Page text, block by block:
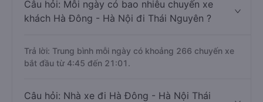
Câu hỏi: Mỗi ngày có bao nhiêu chuyến xe
khách Hà Đông - Hà Nội đi Thái Nguyên ?
Trả lời: Trung bình mỗi ngày có khoảng 266 chuyến xe
bắt đầu từ 4:45 đến 21:01.
Câu hỏi: Nhà xe đi Hà Đông - Hà Nội Thái